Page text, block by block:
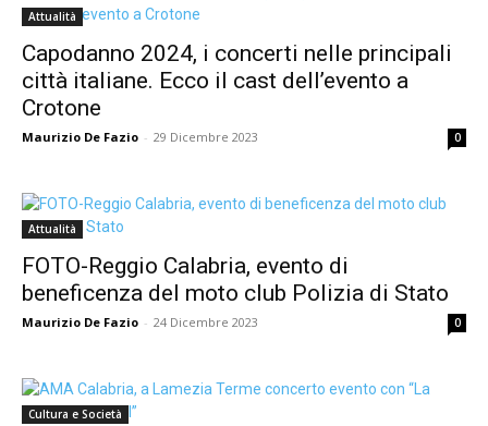
Attualità
Capodanno 2024, i concerti nelle principali
città italiane. Ecco il cast dell’evento a
Crotone
Maurizio De Fazio - 29 Dicembre 2023 0
Attualità
FOTO-Reggio Calabria, evento di
beneficenza del moto club Polizia di Stato
Maurizio De Fazio - 24 Dicembre 2023 0
Cultura e Società